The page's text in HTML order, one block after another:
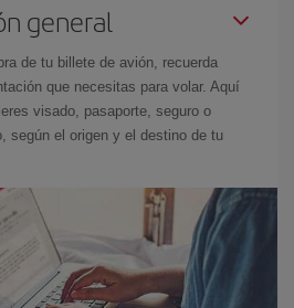
general
de tu billete de avión, recuerda
que necesitas para volar. Aquí
visado, pasaporte, seguro o
según el origen y el destino de tu